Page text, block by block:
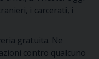
i carcerati, i
gratuita. Ne
contro qualcuno